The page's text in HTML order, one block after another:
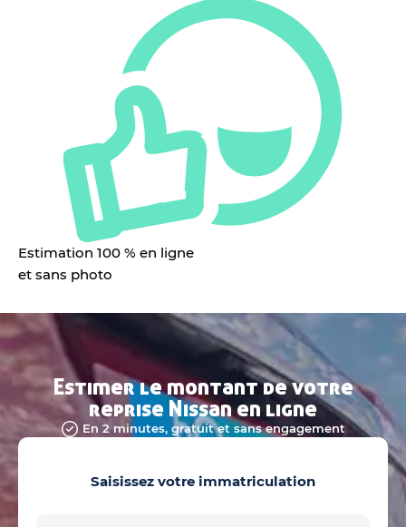
Estimation 100 % en ligne
et sans photo
Estimer le montant de votre
reprise Nissan en ligne
En 2 minutes, gratuit et sans engagement
Saisissez votre immatriculation